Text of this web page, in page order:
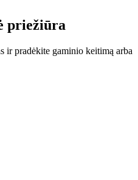
priežiūra
ir pradėkite gaminio keitimą arba